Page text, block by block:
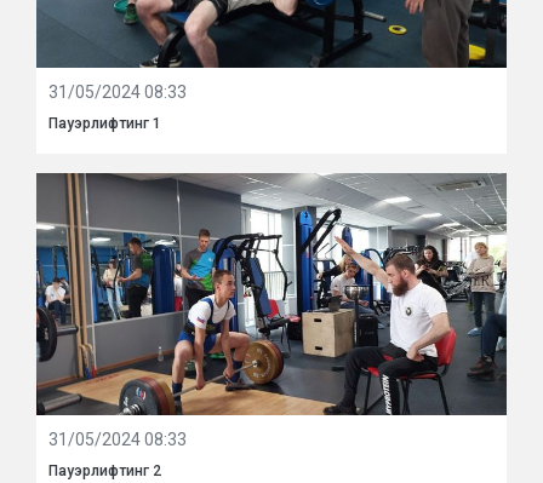
31/05/2024 08:33
Пауэрлифтинг 1
31/05/2024 08:33
Пауэрлифтинг 2